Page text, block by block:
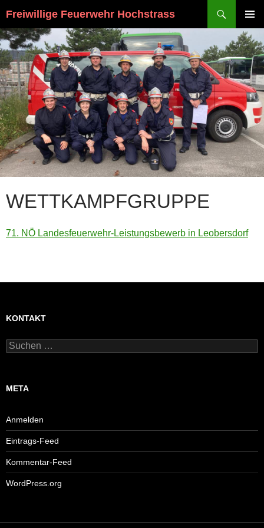
Freiwillige Feuerwehr Hochstrass
MENÜ
INHALT
SPRINGEN
WETTKAMPFGRUPPE
71. NÖ Landesfeuerwehr-Leistungsbewerb in Leobersdorf
KONTAKT
Suchen
nach:
META
Anmelden
Eintrags-Feed
Kommentar-Feed
WordPress.org